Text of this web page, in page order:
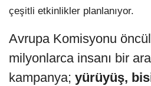
çeşitli etkinlikler planlanıyor.
Avrupa Komisyonu
milyonlarca insanı bir
kampanya; yürüyüş,